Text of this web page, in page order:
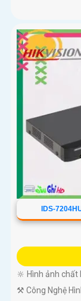
IDS-
🔆 Hình ảnh chất
⚒ Công Nghệ